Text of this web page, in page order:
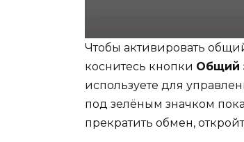
Чтобы активировать
коснитесь кнопки Общий
используете для
под зелёным значком
прекратить обмен,